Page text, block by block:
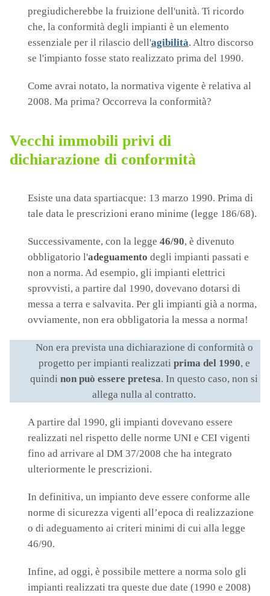
pregiudicherebbe la fruizione dell'unità. Ti ricordo
che, la conformità degli impianti è un elemento
essenziale per il rilascio dell'agibilità. Altro discorso
se l'impianto fosse stato realizzato prima del 1990.
Come avrai notato, la normativa vigente è relativa al
2008. Ma prima? Occorreva la conformità?
Vecchi immobili privi di
dichiarazione di conformità
Esiste una data spartiacque: 13 marzo 1990. Prima di
tale data le prescrizioni erano minime (legge 186/68).
Successivamente, con la legge 46/90, è divenuto
obbligatorio l'adeguamento degli impianti passati e
non a norma. Ad esempio, gli impianti elettrici
sprovvisti, a partire dal 1990, dovevano dotarsi di
messa a terra e salvavita. Per gli impianti già a norma,
ovviamente, non era obbligatoria la messa a norma!
Non era prevista una dichiarazione di conformità o
progetto per impianti realizzati prima del 1990, e
quindi non può essere pretesa. In questo caso, non si
allega nulla al contratto.
A partire dal 1990, gli impianti dovevano essere
realizzati nel rispetto delle norme UNI e CEI vigenti
fino ad arrivare al DM 37/2008 che ha integrato
ulteriormente le prescrizioni.
In definitiva, un impianto deve essere conforme alle
norme di sicurezza vigenti all’epoca di realizzazione
o di adeguamento ai criteri minimi di cui alla legge
46/90.
Infine, ad oggi, è possibile mettere a norma solo gli
impianti realizzati tra queste due date (1990 e 2008)